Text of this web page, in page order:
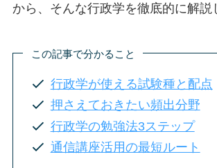
から、そんな行政学を徹底的に解説
この記事で分かること
行政学が使える試験種と配点
押さえておきたい頻出分野
行政学の勉強法3ステップ
通信講座活用の最短ルート